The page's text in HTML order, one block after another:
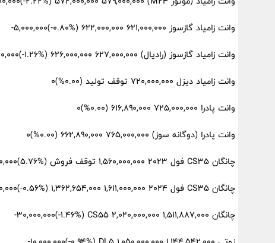
وانت زامیاد گازسوز ۶۲۱,۰۰۰,۰۰۰ ۶۲۲,۰۰۰,۰۰۰ (‎-۰.۸۰%‏)‎-۵,۰۰۰,۰۰۰‏
وانت زامیاد گازسوز (رادیال) ۶۲۷,۰۰۰,۰۰۰ ۶۲۶,۰۰۰,۰۰۰ (‎-۱.۲۶%‏)‎-۸,۰۰۰,۰۰۰‏
وانت زامیاد دیزل ۷۲۰,۰۰۰,۰۰۰ توقف تولید (۰.۰۰%)۰
وانت پادرا ۷۲۵,۰۰۰,۰۰۰ ۶۱۶,۸۹۰,۰۰۰ (۰.۰۰%)۰
وانت پادرا (دوگانه سوز) ۷۶۵,۰۰۰,۰۰۰ ۶۶۲,۸۹۰,۰۰۰ (۰.۰۰%)۰
چانگان CS35 فول 2023 ۱,۵۶۰,۰۰۰,۰۰۰ توقف فروش (‎۵.۷۶%‏)‎۸۵,۰۰۰,۰۰۰‏
چانگان CS35 فول 2024 ۱,۶۱۱,۰۰۰,۰۰۰ ۱,۳۶۲,۶۵۴,۰۰۰ (‎-۰.۵۶%‏)‎-۹,۰۰۰,۰۰۰‏
چانگان CS55 ۲,۰۲۰,۰۰۰,۰۰۰ ۱,۵۱۱,۸۸۷,۰۰۰ (‎-۱.۴۶%‏)‎-۳۰,۰۰۰,۰۰۰‏